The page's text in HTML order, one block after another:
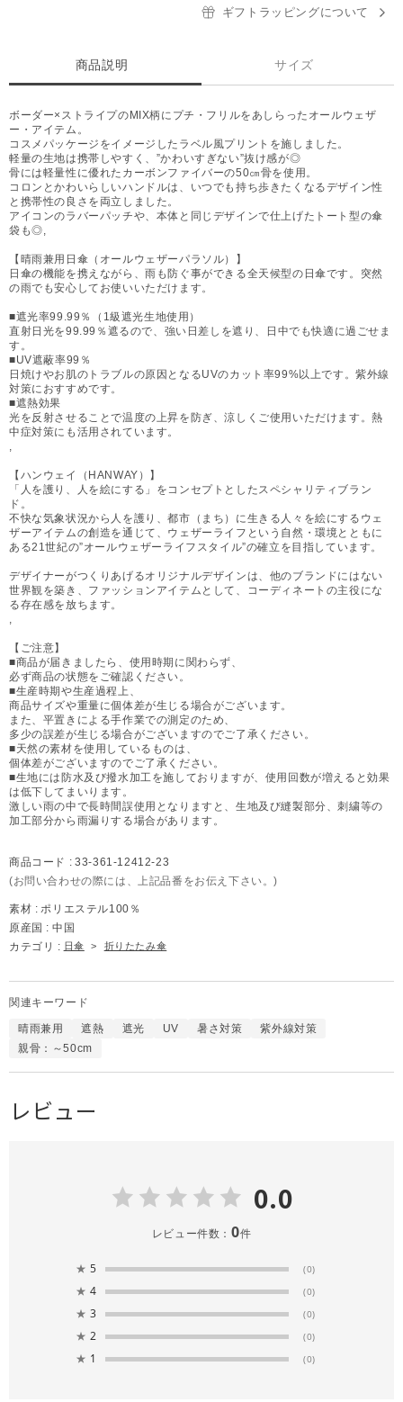
ギフトラッピングについて
商品説明 サイズ
ボーダー×ストライプのMIX柄にプチ・フリルをあしらったオールウェザ
ー・アイテム。
コスメパッケージをイメージしたラベル風プリントを施しました。
軽量の生地は携帯しやすく、”かわいすぎない”抜け感が◎
骨には軽量性に優れたカーボンファイバーの50㎝骨を使用。
コロンとかわいらしいハンドルは、いつでも持ち歩きたくなるデザイン性
と携帯性の良さを両立しました。
アイコンのラバーパッチや、本体と同じデザインで仕上げたトート型の傘
袋も◎,
【晴雨兼用日傘（オールウェザーパラソル）】
日傘の機能を携えながら、雨も防ぐ事ができる全天候型の日傘です。突然
の雨でも安心してお使いいただけます。
■遮光率99.99％（1級遮光生地使用）
直射日光を99.99％遮るので、強い日差しを遮り、日中でも快適に過ごせま
す。
■UV遮蔽率99％
日焼けやお肌のトラブルの原因となるUVのカット率99%以上です。紫外線
対策におすすめです。
■遮熱効果
光を反射させることで温度の上昇を防ぎ、涼しくご使用いただけます。熱
中症対策にも活用されています。
【ハンウェイ（HANWAY）】
「人を護り、人を絵にする」をコンセプトとしたスペシャリティブラン
ド。
不快な気象状況から人を護り、都市（まち）に生きる人々を絵にするウェ
ザーアイテムの創造を通じて、ウェザーライフという自然・環境とともに
ある21世紀の”オールウェザーライフスタイル”の確立を目指しています。
デザイナーがつくりあげるオリジナルデザインは、他のブランドにはない
世界観を築き、ファッションアイテムとして、コーディネートの主役にな
る存在感を放ちます。
【ご注意】
■商品が届きましたら、使用時期に関わらず、
必ず商品の状態をご確認ください。
■生産時期や生産過程上、
商品サイズや重量に個体差が生じる場合がございます。
また、平置きによる手作業での測定のため、
多少の誤差が生じる場合がございますのでご了承ください。
■天然の素材を使用しているものは、
個体差がございますのでご了承ください。
■生地には防水及び撥水加工を施しておりますが、使用回数が増えると効果
は低下してまいります。
激しい雨の中で長時間誤使用となりますと、生地及び縫製部分、刺繍等の
加工部分から雨漏りする場合があります。
商品コード : 33-361-12412-23
(お問い合わせの際には、上記品番をお伝え下さい。)
素材 : ポリエステル100％
原産国 : 中国
カテゴリ : 日傘 > 折りたたみ傘
関連キーワード
晴雨兼用 遮熱 遮光 UV 暑さ対策
紫外線対策
親骨：～50cm
レビュー
0.0
レビュー件数： 0件
★ 5 (0)
★ 4 (0)
★ 3 (0)
★ 2 (0)
★ 1 (0)